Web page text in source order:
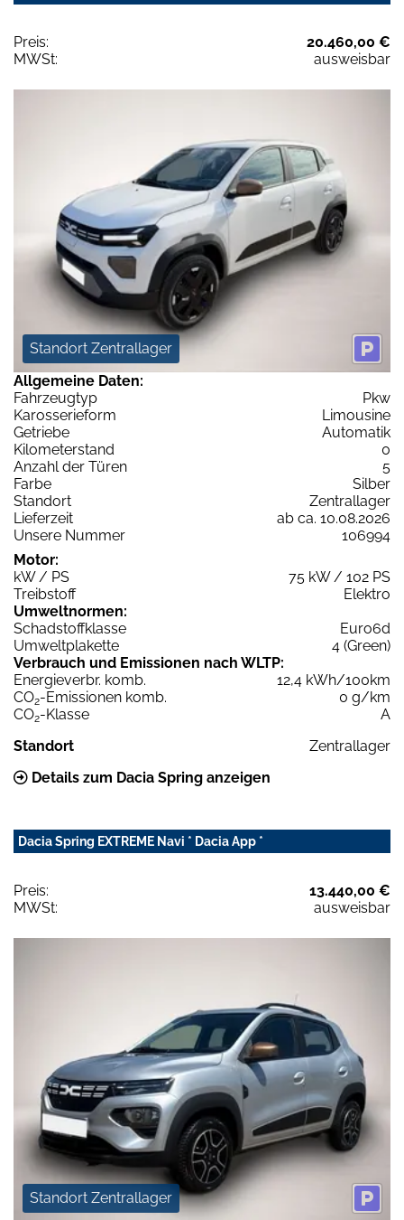
Preis:
20.460,00 €
MWSt:
ausweisbar
Standort Zentrallager
Allgemeine Daten:
Fahrzeugtyp
Pkw
Karosserieform
Limousine
Getriebe
Automatik
Kilometerstand
0
Anzahl der Türen
5
Farbe
Silber
Standort
Zentrallager
Lieferzeit
ab ca. 10.08.2026
Unsere Nummer
106994
Motor:
kW / PS
75 kW / 102 PS
Treibstoff
Elektro
Umweltnormen:
Schadstoffklasse
Euro6d
Umweltplakette
4 (Green)
Verbrauch und Emissionen nach WLTP:
Energieverbr. komb.
12,4 kWh/100km
CO2-Emissionen komb.
0 g/km
CO2-Klasse
A
Standort
Zentrallager
Details zum Dacia Spring anzeigen
Dacia Spring EXTREME Navi * Dacia App *
Preis:
13.440,00 €
MWSt:
ausweisbar
Standort Zentrallager